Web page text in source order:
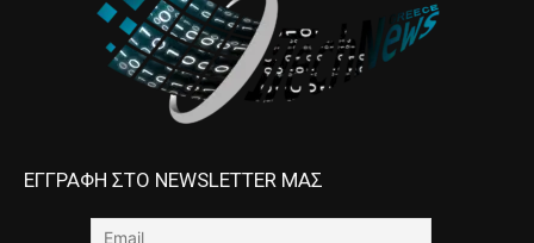
ΕΓΓΡΑΦΗ ΣΤΟ NEWSLETTER ΜΑΣ